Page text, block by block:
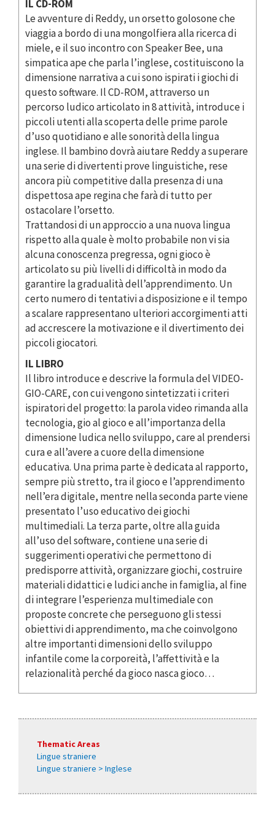
IL CD-ROM
Le avventure di Reddy, un orsetto golosone che
viaggia a bordo di una mongolfiera alla ricerca di
miele, e il suo incontro con Speaker Bee, una
simpatica ape che parla l’inglese, costituiscono la
dimensione narrativa a cui sono ispirati i giochi di
questo software. Il CD-ROM, attraverso un
percorso ludico articolato in 8 attività, introduce i
piccoli utenti alla scoperta delle prime parole
d’uso quotidiano e alle sonorità della lingua
inglese. Il bambino dovrà aiutare Reddy a superare
una serie di divertenti prove linguistiche, rese
ancora più competitive dalla presenza di una
dispettosa ape regina che farà di tutto per
ostacolare l’orsetto.
Trattandosi di un approccio a una nuova lingua
rispetto alla quale è molto probabile non vi sia
alcuna conoscenza pregressa, ogni gioco è
articolato su più livelli di difficoltà in modo da
garantire la gradualità dell’apprendimento. Un
certo numero di tentativi a disposizione e il tempo
a scalare rappresentano ulteriori accorgimenti atti
ad accrescere la motivazione e il divertimento dei
piccoli giocatori.
IL LIBRO
Il libro introduce e descrive la formula del VIDEO-
GIO-CARE, con cui vengono sintetizzati i criteri
ispiratori del progetto: la parola video rimanda alla
tecnologia, gio al gioco e all’importanza della
dimensione ludica nello sviluppo, care al prendersi
cura e all’avere a cuore della dimensione
educativa. Una prima parte è dedicata al rapporto,
sempre più stretto, tra il gioco e l’apprendimento
nell’era digitale, mentre nella seconda parte viene
presentato l’uso educativo dei giochi
multimediali. La terza parte, oltre alla guida
all’uso del software, contiene una serie di
suggerimenti operativi che permettono di
predisporre attività, organizzare giochi, costruire
materiali didattici e ludici anche in famiglia, al fine
di integrare l’esperienza multimediale con
proposte concrete che perseguono gli stessi
obiettivi di apprendimento, ma che coinvolgono
altre importanti dimensioni dello sviluppo
infantile come la corporeità, l’affettività e la
relazionalità perché da gioco nasca gioco…
Thematic Areas
Lingue straniere
Lingue straniere > Inglese